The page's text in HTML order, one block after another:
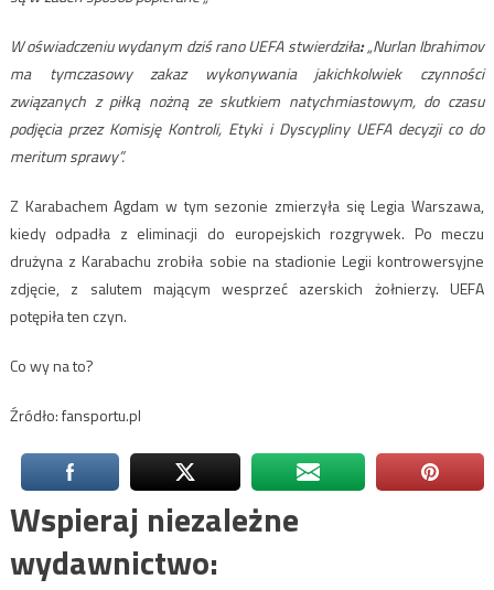
W oświadczeniu wydanym dziś rano UEFA stwierdziła:„Nurlan Ibrahimov
ma tymczasowy zakaz wykonywania jakichkolwiek czynności
związanych z piłką nożną ze skutkiem natychmiastowym, do czasu
podjęcia przez Komisję Kontroli, Etyki i Dyscypliny UEFA decyzji co do
meritum sprawy”.
Z Karabachem Agdam w tym sezonie zmierzyła się Legia Warszawa,
kiedy odpadła z eliminacji do europejskich rozgrywek. Po meczu
drużyna z Karabachu zrobiła sobie na stadionie Legii kontrowersyjne
zdjęcie, z salutem mającym wesprzeć azerskich żołnierzy. UEFA
potępiła ten czyn.
Co wy na to?
Źródło: fansportu.pl
Wspieraj niezależne
wydawnictwo: